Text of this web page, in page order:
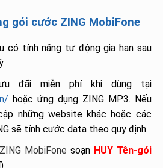
gói cước ZING MobiFone
có tính năng tự động gia hạn sau
đãi miễn phí khi dùng tại
hoặc ứng dụng ZING MP3. Nếu
những website khác hoặc các
sẽ tính cước data theo quy định.
MobiFone soạn HUY Tên-gói